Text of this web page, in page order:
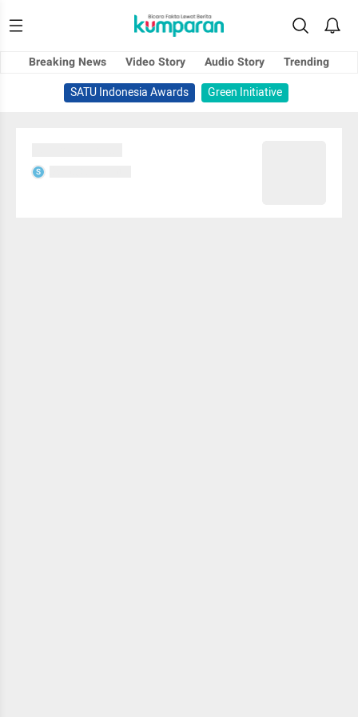
Breaking News Video Story Audio Story
Trending
SATU Indonesia Awards
Green Initiative
S